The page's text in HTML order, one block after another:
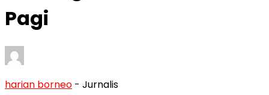
Pagi
harian borneo - Jurnalis